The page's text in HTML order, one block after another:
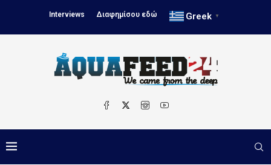
Interviews Διαφημίσου εδώ Greek ▼